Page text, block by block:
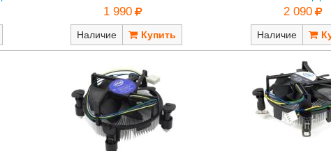
1 990
Наличие
2 090
Наличие